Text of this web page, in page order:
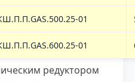
01
01
редуктором